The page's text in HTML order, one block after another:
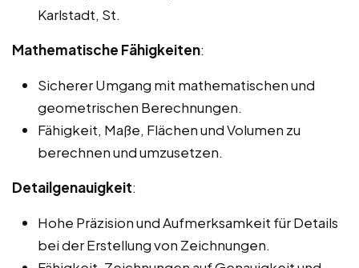
Karlstadt, St.
Mathematische Fähigkeiten:
Sicherer Umgang mit mathematischen und
geometrischen Berechnungen.
Fähigkeit, Maße, Flächen und Volumen zu
berechnen und umzusetzen.
Detailgenauigkeit:
Hohe Präzision und Aufmerksamkeit für Details
bei der Erstellung von Zeichnungen.